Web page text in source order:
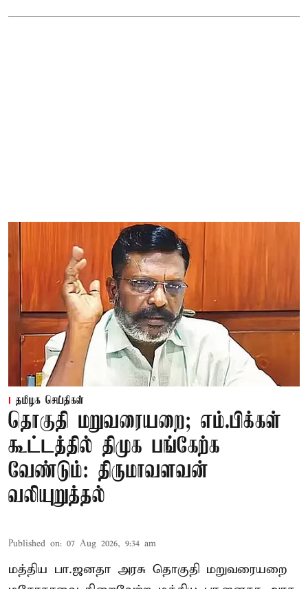
தமிழக செய்திகள்
தொகுதி மறுவரையறை; எம்.பிக்கள்
கூட்டத்தில் திமுக பங்கேற்க
வேண்டும்: திருமாவளவன்
வலியுறுத்தல்
Published on: 07 Aug 2026, 9:34 am
மத்திய பா.ஜனதா அரசு தொகுதி மறுவரையறை